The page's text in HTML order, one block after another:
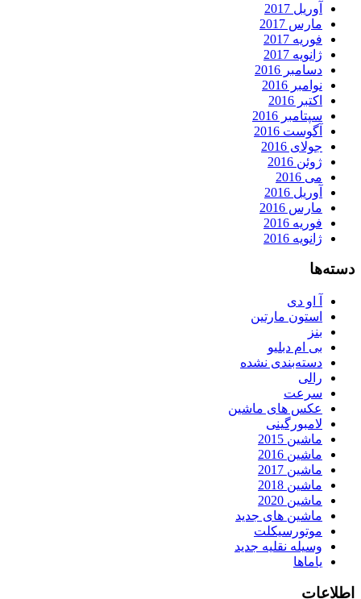
آوریل 2017
مارس 2017
فوریه 2017
ژانویه 2017
دسامبر 2016
نوامبر 2016
اکتبر 2016
سپتامبر 2016
آگوست 2016
جولای 2016
ژوئن 2016
می 2016
آوریل 2016
مارس 2016
فوریه 2016
ژانویه 2016
دسته‌ها
آ او دی
استون مارتین
بنز
بی ام دبلیو
دسته‌بندی نشده
رالی
سرعت
عکس های ماشین
لامبورگینی
ماشین 2015
ماشین 2016
ماشین 2017
ماشین 2018
ماشین 2020
ماشین های جدید
موتورسیکلت
وسیله نقلیه جدید
یاماها
اطلاعات